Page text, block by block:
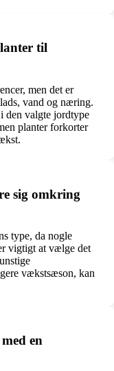
til
men det er
vand og næring.
den valgte jordtype
planter forkorter
sig omkring
type, da nogle
vigtigt at vælge det
vækstsæson, kan
en